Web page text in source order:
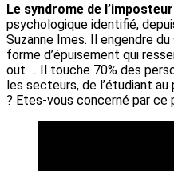
Le syndrome de l’imposteur
psychologique identifié,
Suzanne Imes. Il engendre
forme d’épuisement qui
out … Il touche 70% des
les secteurs, de l’étudiant
? Etes-vous concerné par